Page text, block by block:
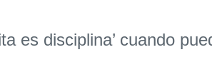
es disciplina’ cuando